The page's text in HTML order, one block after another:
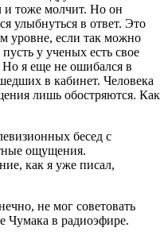
и тоже молчит. Но он
улыбнуться в ответ. Это
уровне, если так можно
у ученых есть свое
Но я еще не ошибался в
в кабинет. Человека
лишь обостряются. Как
бесед с
ощущения.
как я уже писал,
не мог советовать
Чумака в радиоэфире.